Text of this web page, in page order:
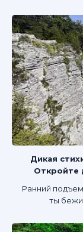
Дикая
Откройте
Ранний
ты